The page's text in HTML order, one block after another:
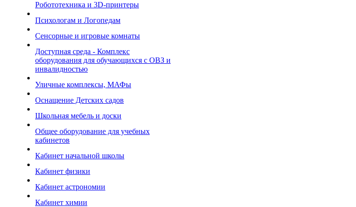
Робототехника и 3D-принтеры
Психологам и Логопедам
Сенсорные и игровые комнаты
Доступная среда - Комплекс
оборудования для обучающихся с ОВЗ и
инвалидностью
Уличные комплексы, МАФы
Оснащение Детских садов
Школьная мебель и доски
Общее оборудование для учебных
кабинетов
Кабинет начальной школы
Кабинет физики
Кабинет астрономии
Кабинет химии